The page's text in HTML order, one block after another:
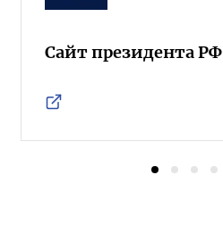
Сайт президента РФ